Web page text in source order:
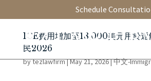
Schedule
ICE費用增加至18,000美元用於
民2026
bytezlawfirm|May 21, 2026|中文-